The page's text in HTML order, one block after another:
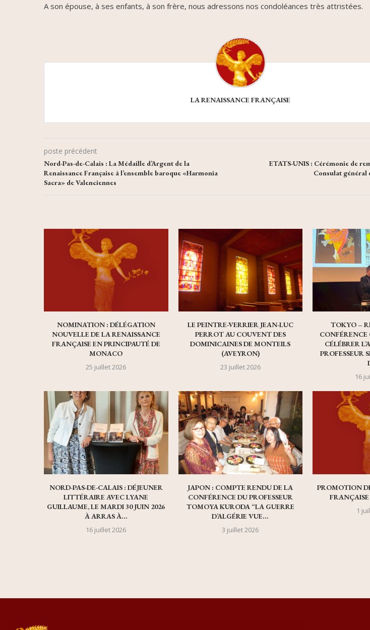
A son épouse, à ses enfants, à son frère, nous adressons nos condoléances très attristées.
LA RENAISSANCE FRANÇAISE
poste précédent
Nord-Pas-de-Calais : La Médaille d’Argent de la
Renaissance Française à l’ensemble baroque «Harmonia
Sacra» de Valenciennes
ETATS-UNIS : Cérémonie de
Consulat général
NOMINATION : DÉLÉGATION
NOUVELLE DE LA RENAISSANCE
FRANÇAISE EN PRINCIPAUTÉ DE
MONACO
25 juillet 2026
LE PEINTRE-VERRIER JEAN-LUC
PERROT AU COUVENT DES
DOMINICAINES DE MONTEILS
(AVEYRON)
23 juillet 2026
TOKYO –
CONFÉRENCE
CÉLÉBRER
PROFESSEUR
16
NORD-PAS-DE-CALAIS : DÉJEUNER
LITTÉRAIRE AVEC LYANE
GUILLAUME, LE MARDI 30 JUIN 2026
À ARRAS À...
16 juillet 2026
JAPON : COMPTE RENDU DE LA
CONFÉRENCE DU PROFESSEUR
TOMOYA KURODA “LA GUERRE
D’ALGÉRIE VUE...
3 juillet 2026
PROMOTION
1